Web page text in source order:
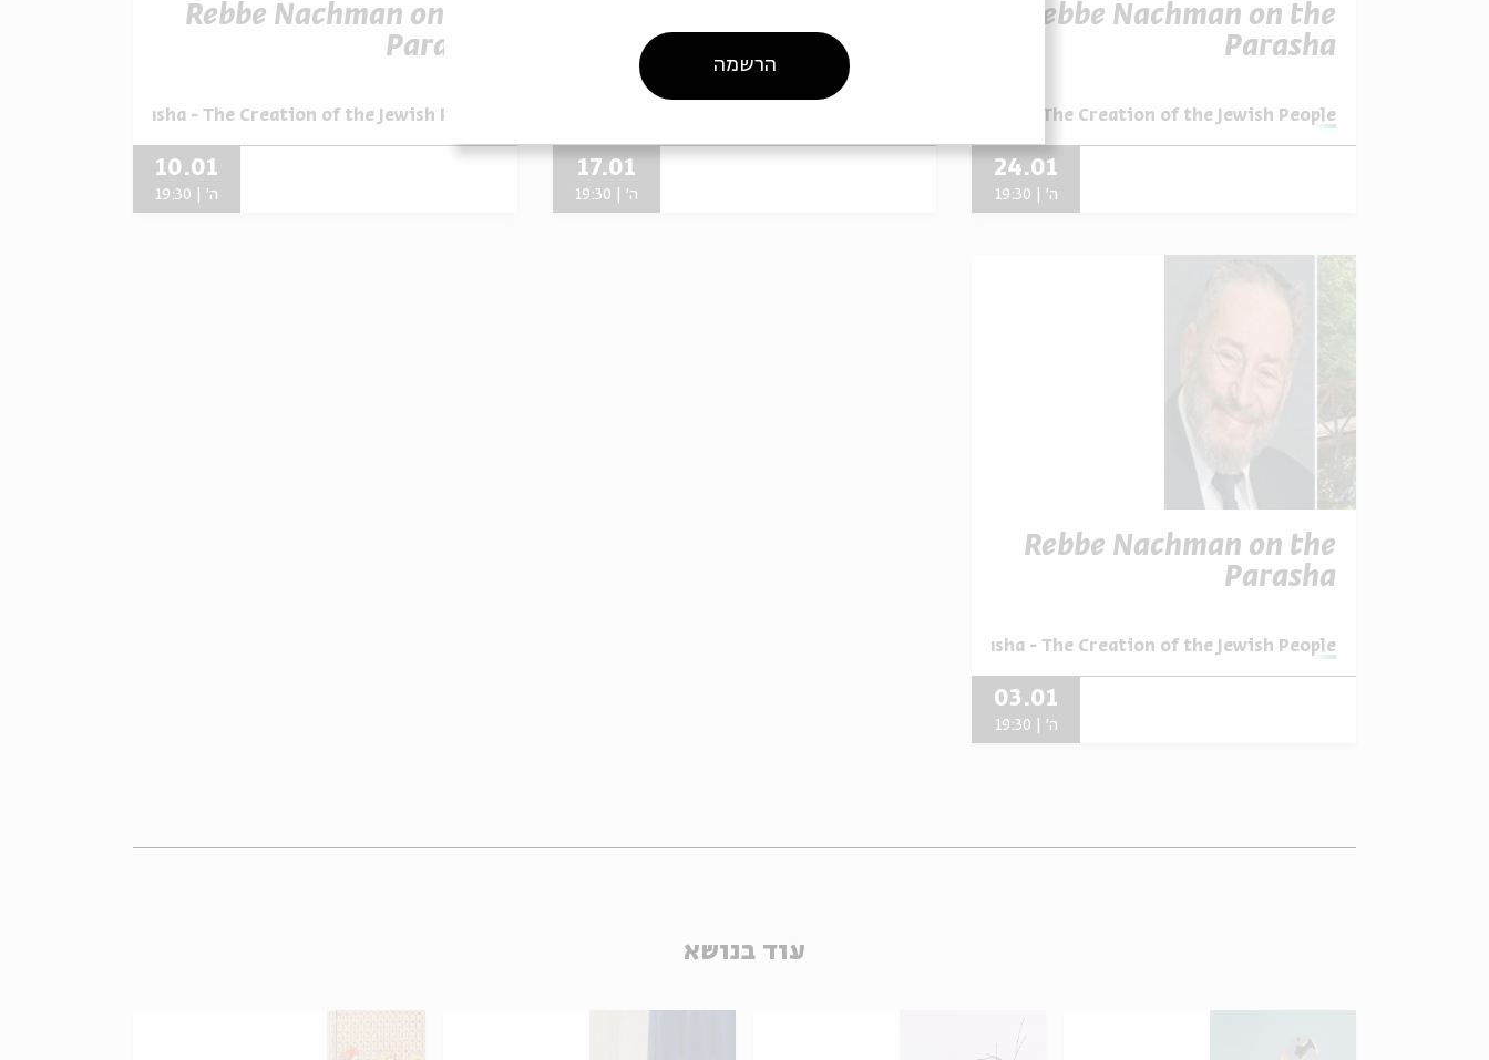
Rebbe Nachman on the
Parasha
מתוך:
Rebbe Nachman on the Parasha - The Creation of the Jewish People
24.01
ה' | 19:30
Parasha
Rebbe Nachman on the Parasha - The Creation of the Jewish People
17.01
ה' | 19:30
Rebbe Nachman on the
Parasha
on the Parasha - The Creation of the Jewish People
10.01
ה' | 19:30
Rebbe Nachman on the
Parasha
מתוך:
Rebbe Nachman on the Parasha - The Creation of the Jewish People
03.01
ה' | 19:30
עוד בנושא
הרשמה